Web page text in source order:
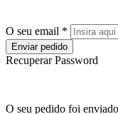
O seu email *
Enviar pedido
Recuperar Password
O seu pedido foi